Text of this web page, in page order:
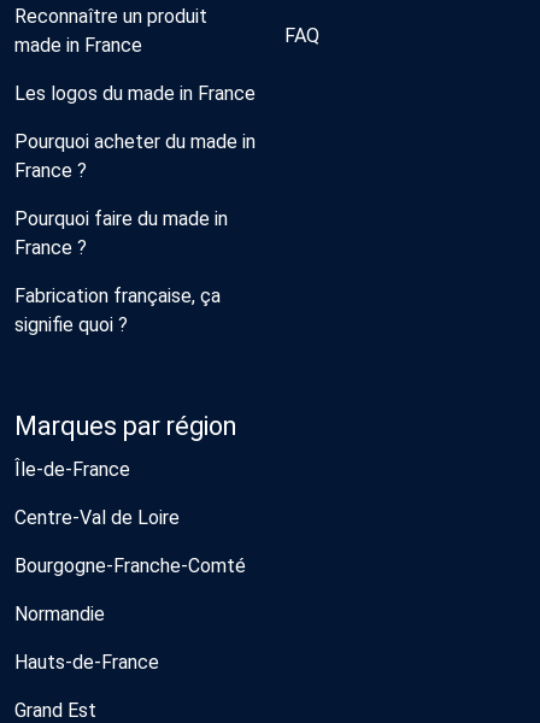
Reconnaître un produit
made in France
Les logos du made in France
Pourquoi acheter du made in
France ?
Pourquoi faire du made in
France ?
Fabrication française, ça
signifie quoi ?
FAQ
Marques par région
Île-de-France
Centre-Val de Loire
Bourgogne-Franche-Comté
Normandie
Hauts-de-France
Grand Est